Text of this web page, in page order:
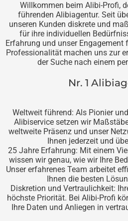
Willkommen beim Alibi-Profi,
führenden Alibiagentur. Seit
unseren Kunden diskrete und
für ihre individuellen
Erfahrung und unser Engagement
Professionalität machen uns zur
der Suche nach einem
Nr. 1
Weltweit führend: Als Pionier
Alibiservice setzen wir
weltweite Präsenz und unser
Ihnen jederzeit und
25 Jahre Erfahrung: Mit einem
wissen wir genau, wie wir Ihre
Unser erfahrenes Team arbeitet
Ihnen die besten
Diskretion und Vertraulichkeit:
höchste Priorität. Bei Alibi-Profi
Ihre Daten und Anliegen in